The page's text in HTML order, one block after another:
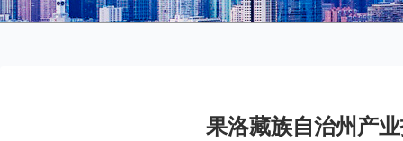
果洛藏族自治州产